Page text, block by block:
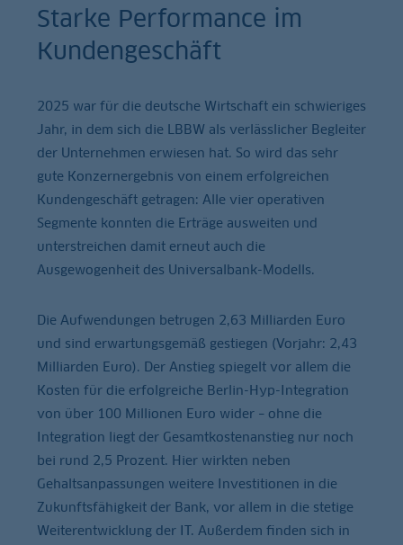
Starke Performance im
Kundengeschäft
2025 war für die deutsche Wirtschaft ein schwieriges
Jahr, in dem sich die LBBW als verlässlicher Begleiter
der Unternehmen erwiesen hat. So wird das sehr
gute Konzernergebnis von einem erfolgreichen
Kundengeschäft getragen: Alle vier operativen
Segmente konnten die Erträge ausweiten und
unterstreichen damit erneut auch die
Ausgewogenheit des Universalbank-Modells.
Die Aufwendungen betrugen 2,63 Milliarden Euro
und sind erwartungsgemäß gestiegen (Vorjahr: 2,43
Milliarden Euro). Der Anstieg spiegelt vor allem die
Kosten für die erfolgreiche Berlin-Hyp-Integration
von über 100 Millionen Euro wider – ohne die
Integration liegt der Gesamtkostenanstieg nur noch
bei rund 2,5 Prozent. Hier wirkten neben
Gehaltsanpassungen weitere Investitionen in die
Zukunftsfähigkeit der Bank, vor allem in die stetige
Weiterentwicklung der IT. Außerdem finden sich in